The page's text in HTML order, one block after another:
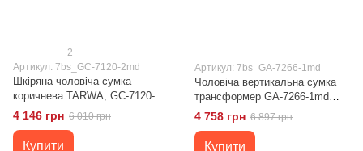
2
Артикул: 7bs_GC-7120-2md
Шкіряна чоловіча сумка
коричнева TARWA, GC-7120-
2md Коричневий
4 146 грн 6 010 грн
Купити
Артикул: 7bs_GA-7266-1md
Чоловіча вертикальна сумка
трансформер GA-7266-1md
TARWA Чорний
4 758 грн 6 897 грн
Купити